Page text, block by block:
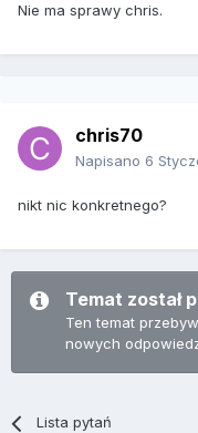
Nie ma sprawy chris.
chris70
Napisano 6
nikt nic konkretnego?
Temat został
Ten temat
nowych
Lista pytań